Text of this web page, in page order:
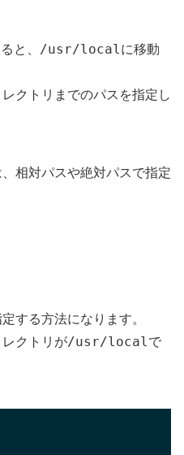
と、 /usr/localに移動
クトリまでのパスを指定し
相対パスや絶対パスで指定
する方法になります。
クトリが/usr/localで